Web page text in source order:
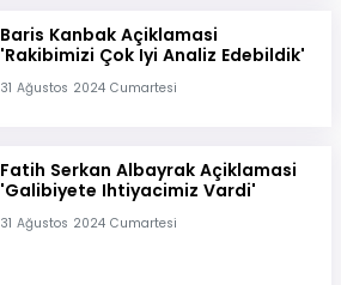
Baris Kanbak Açiklamasi
'Rakibimizi Çok Iyi Analiz Edebildik'
31 Ağustos 2024 Cumartesi
Fatih Serkan Albayrak Açiklamasi
'Galibiyete Ihtiyacimiz Vardi'
31 Ağustos 2024 Cumartesi